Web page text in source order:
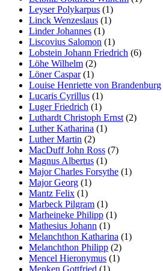
Leyser Polykarpus (1)
Linck Wenzeslaus (1)
Linder Johannes (1)
Liscovius Salomon (1)
Lobstein Johann Friedrich (6)
Löhe Wilhelm (2)
Löner Caspar(1)
Louise Henriette von Brandenburg
Lucaris Cyrillus (1)
Luger Friedrich (1)
Luthardt Christoph Ernst (2)
Luther Katharina (1)
Luther Martin (2)
MacDuff John Ross (7)
Magnus Albertus (1)
Major Charles Forsythe (1)
Major Georg (1)
Mantz Felix (1)
Marbeck Pilgram (1)
Marheineke Philipp (1)
Mathesius Johann (1)
Melanchthon Katharina (1)
Melanchthon Philipp (2)
Mencel Hieronymus (1)
Menken Gottfried (1)